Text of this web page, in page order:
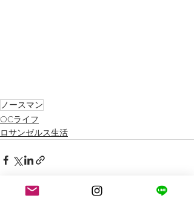
ノースマン
OCライフ
ロサンゼルス生活